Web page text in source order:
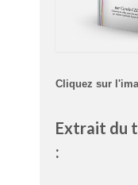
Cliquez sur
Extrait du
: